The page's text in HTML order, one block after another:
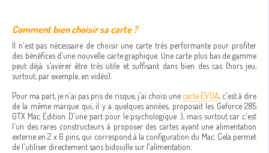
Comment bien choisir sa carte ?
Il n'est pas nécessaire de choisir une carte très performante pour profiter
des bénéfices d'une nouvelle carte graphique. Une carte plus bas de gamme
peut déjà s'avérer être très utile et suffisant dans bien des cas (hors jeu,
surtout, par exemple, en vidéo).
Pour ma part, je n'ai pas pris de risque, j'ai choisi une carte EVGA, c'est à dire
de la même marque qui, il y a quelques années, proposait les Geforce 285
GTX Mac Edition. D'une part pour le psychologique :), mais surtout car c'est
l'un des rares constructeurs à proposer des cartes ayant une alimentation
externe en 2 x 6 pins, qui correspond à la configuration du Mac. Cela permet
de l'utiliser directement sans bidouille sur l'alimentation.